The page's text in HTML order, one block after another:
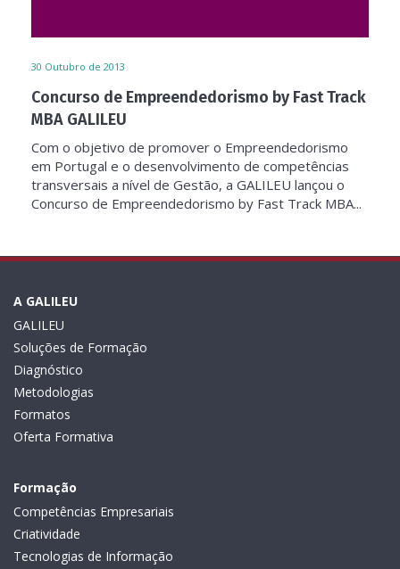
30 Outubro de 2013
Concurso de Empreendedorismo by Fast Track
MBA GALILEU
Com o objetivo de promover o Empreendedorismo
em Portugal e o desenvolvimento de competências
transversais a nível de Gestão, a GALILEU lançou o
Concurso de Empreendedorismo by Fast Track MBA...
A GALILEU
GALILEU
Soluções de Formação
Diagnóstico
Metodologias
Formatos
Oferta Formativa
Formação
Competências Empresariais
Criatividade
Tecnologias de Informação